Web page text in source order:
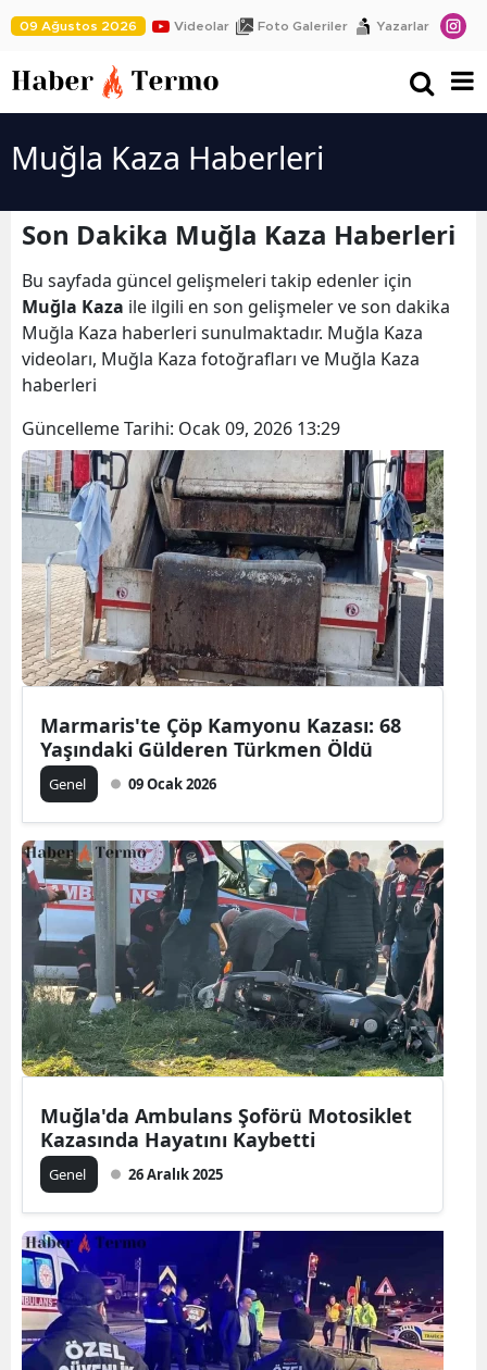
09 Ağustos 2026 Videolar Foto Galeriler Yazarlar
Muğla Kaza Haberleri
Son Dakika Muğla Kaza Haberleri
Bu sayfada güncel gelişmeleri takip edenler için
Muğla Kaza ile ilgili en son gelişmeler ve son dakika
Muğla Kaza haberleri sunulmaktadır. Muğla Kaza
videoları, Muğla Kaza fotoğrafları ve Muğla Kaza
haberleri
Güncelleme Tarihi: Ocak 09, 2026 13:29
Marmaris'te Çöp Kamyonu Kazası: 68
Yaşındaki Gülderen Türkmen Öldü
Genel 09 Ocak 2026
Muğla'da Ambulans Şoförü Motosiklet
Kazasında Hayatını Kaybetti
Genel 26 Aralık 2025